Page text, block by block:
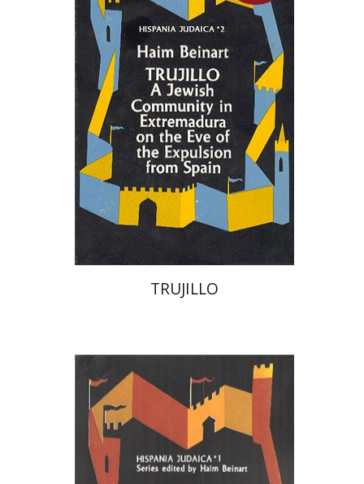
חיים ביינארט
$52
TRUJILLO
Jean Regne
יום טוב עסיס